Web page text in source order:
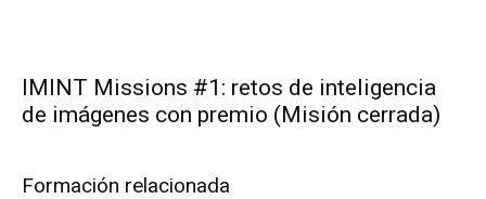
IMINT Missions #1: retos de inteligencia
de imágenes con premio (Misión cerrada)
Formación relacionada